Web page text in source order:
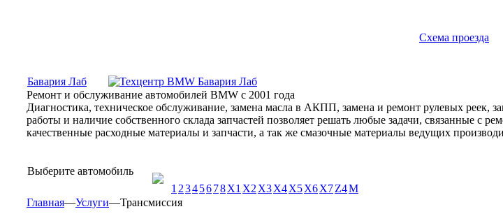
Схема проезда
Бавария Лаб
Ремонт и обслуживание автомобилей BMW с 2001 года
Диагностика, техническое обслуживание, замена масла в АКПП, замена и ремонт рулевых реек,
работы и наличие собственного склада запчастей позволяет решать любые задачи, связанные с
качественные расходные материалы и запчасти, а так же смазочные материалы ведущих
Выберите автомобиль
1 2345678X1 X2 X3X4X5X6X7Z4М
Главная—Услуги—Трансмиссия